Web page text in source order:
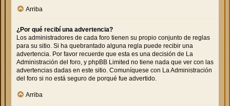
Arriba
¿Por qué recibí una advertencia?
Los administradores de cada foro tienen su propio conjunto de reglas
para su sitio. Si ha quebrantado alguna regla puede recibir una
advertencia. Por favor recuerde que esta es una decisión de La
Administración del foro, y phpBB Limited no tiene nada que ver con las
advertencias dadas en este sitio. Comuníquese con La Administración
del foro si no está seguro de porqué fue advertido.
Arriba